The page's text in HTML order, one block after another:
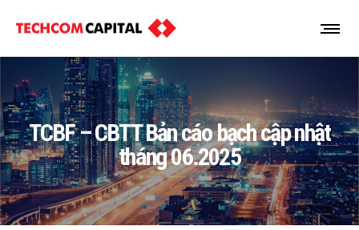
TCBF – CBTT Bản cáo bạch cập nhật
tháng 06.2025